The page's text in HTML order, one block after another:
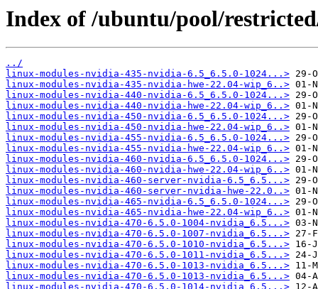
Index of /ubuntu/pool/
../
linux-modules-nvidia-435-nvidia-6.5_6.5.0-1024...>
linux-modules-nvidia-435-nvidia-hwe-22.04-wip_6..>
linux-modules-nvidia-440-nvidia-6.5_6.5.0-1024...>
linux-modules-nvidia-440-nvidia-hwe-22.04-wip_6..>
linux-modules-nvidia-450-nvidia-6.5_6.5.0-1024...>
linux-modules-nvidia-450-nvidia-hwe-22.04-wip_6..>
linux-modules-nvidia-455-nvidia-6.5_6.5.0-1024...>
linux-modules-nvidia-455-nvidia-hwe-22.04-wip_6..>
linux-modules-nvidia-460-nvidia-6.5_6.5.0-1024...>
linux-modules-nvidia-460-nvidia-hwe-22.04-wip_6..>
linux-modules-nvidia-460-server-nvidia-6.5_6.5...>
linux-modules-nvidia-460-server-nvidia-hwe-22.0..>
linux-modules-nvidia-465-nvidia-6.5_6.5.0-1024...>
linux-modules-nvidia-465-nvidia-hwe-22.04-wip_6..>
linux-modules-nvidia-470-6.5.0-1004-nvidia_6.5...>
linux-modules-nvidia-470-6.5.0-1007-nvidia_6.5...>
linux-modules-nvidia-470-6.5.0-1010-nvidia_6.5...>
linux-modules-nvidia-470-6.5.0-1011-nvidia_6.5...>
linux-modules-nvidia-470-6.5.0-1013-nvidia_6.5...>
linux-modules-nvidia-470-6.5.0-1013-nvidia_6.5...>
linux-modules-nvidia-470-6.5.0-1014-nvidia_6.5...>